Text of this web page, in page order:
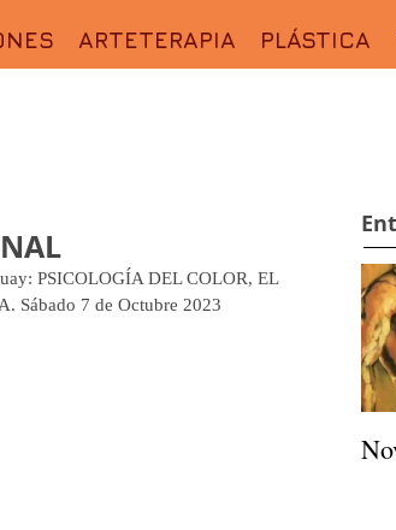
ARTETERAPIA PLÁSTICA
PSICOLOGÍA DEL COLOR, EL
Sábado 7 de Octubre 2023